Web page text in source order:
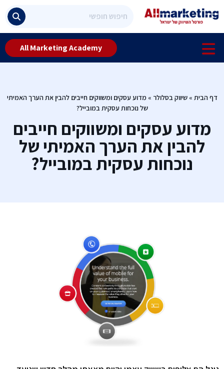
All Marketing Academy
דף הבית »שיווק בסלולר » מדוע עסקים ומשווקים חייבים להבין את הערך האמיתי
של נוכחות עסקית במובייל?
מדוע עסקים ומשווקים חייבים
להבין את הערך האמיתי של
נוכחות עסקית במובייל?